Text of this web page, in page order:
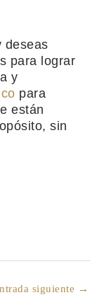
deseas
para lograr
y
para
están
sin
siguiente →